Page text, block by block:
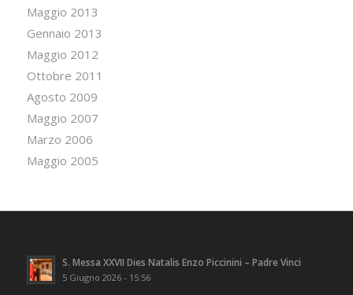
Maggio 2013
Gennaio 2013
Maggio 2012
Ottobre 2011
Agosto 2009
Maggio 2007
Marzo 2006
Maggio 2005
S. Messa XXVII Dies Natalis Enzo Piccinini – Padre Vinci
5 Giugno 2026 - 15:56